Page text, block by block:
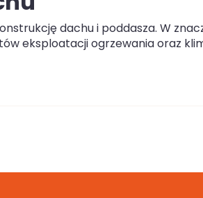
dachu i poddasza. W
eksploatacji ogrzewania oraz